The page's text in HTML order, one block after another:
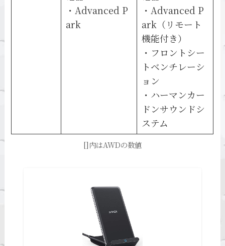
・Advanced P
ark
・Advanced P
ark（リモート
機能付き）
・フロントシー
トベンチレーシ
ョン
・ハーマンカー
ドンサウンドシ
ステム
[]内はAWDの数値